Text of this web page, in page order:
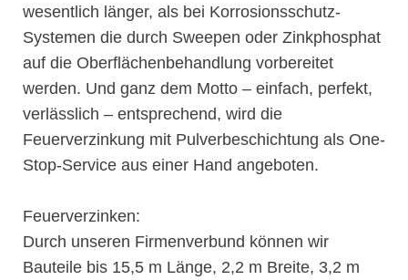
wesentlich länger, als bei Korrosionsschutz-
Systemen die durch Sweepen oder Zinkphosphat
auf die Oberflächenbehandlung vorbereitet
werden. Und ganz dem Motto – einfach, perfekt,
verlässlich – entsprechend, wird die
Feuerverzinkung mit Pulverbeschichtung als One-
Stop-Service aus einer Hand angeboten.
Feuerverzinken:
Durch unseren Firmenverbund können wir
Bauteile bis 15,5 m Länge, 2,2 m Breite, 3,2 m